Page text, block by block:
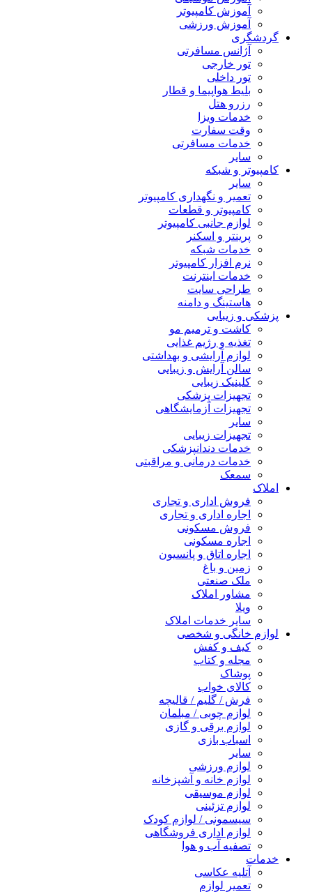
آموزش کامپیوتر
آموزش ورزشی
گردشگری
آژانس مسافرتی
تور خارجی
تور داخلی
بلیط هواپیما و قطار
رزرو هتل
خدمات ویزا
وقت سفارت
خدمات مسافرتی
سایر
کامپیوتر و شبکه
سایر
تعمیر و نگهداری کامپیوتر
کامپیوتر و قطعات
لوازم جانبی کامپیوتر
پرینتر و اسکنر
خدمات شبکه
نرم افزار کامپیوتر
خدمات اینترنت
طراحی سایت
هاستینگ و دامنه
پزشکی و زیبایی
کاشت و ترمیم مو
تغذیه و رژیم غذایی
لوازم آرایشی و بهداشتی
سالن آرایش و زیبایی
کلینیک زیبایی
تجهیزات پزشکی
تجهیزات آزمایشگاهی
سایر
تجهیزات زیبایی
خدمات دندانپزشکی
خدمات درمانی و مراقبتی
سمعک
املاک
فروش اداری و تجاری
اجاره اداری و تجاری
فروش مسکونی
اجاره مسکونی
اجاره اتاق و پانسیون
زمین و باغ
ملک صنعتی
مشاور املاک
ویلا
سایر خدمات املاک
لوازم خانگی و شخصی
کیف و کفش
مجله و کتاب
پوشاک
کالای خواب
فرش / گلیم / قالیچه
لوازم چوبی / مبلمان
لوازم برقی و گازی
اسباب بازی
سایر
لوازم ورزشی
لوازم خانه و آشپزخانه
لوازم موسیقی
لوازم تزئینی
سیسمونی / لوازم کودک
لوازم اداری فروشگاهی
تصفیه آب و هوا
خدمات
آتلیه عکاسی
تعمیر لوازم